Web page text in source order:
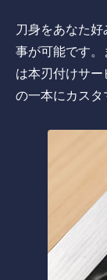
刀身をあなた
事が可能です
は本刃付けサ
の一本にカスタ